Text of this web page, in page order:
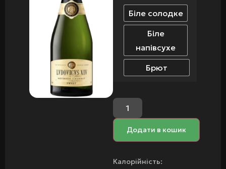
Біле солодке
Біле
напівсухе
Брют
Додати в кошик
Калорійність: